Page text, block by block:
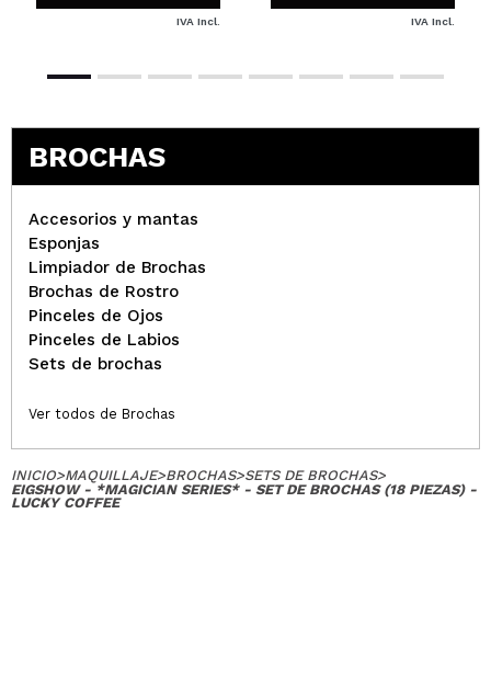
IVA Incl. IVA Incl.
BROCHAS
Accesorios y mantas
Esponjas
Limpiador de Brochas
Brochas de Rostro
Pinceles de Ojos
Pinceles de Labios
Sets de brochas
Ver todos de Brochas
INICIO>MAQUILLAJE>BROCHAS>SETS DE BROCHAS>
EIGSHOW - *MAGICIAN SERIES* - SET DE BROCHAS (18 PIEZAS) -
LUCKY COFFEE